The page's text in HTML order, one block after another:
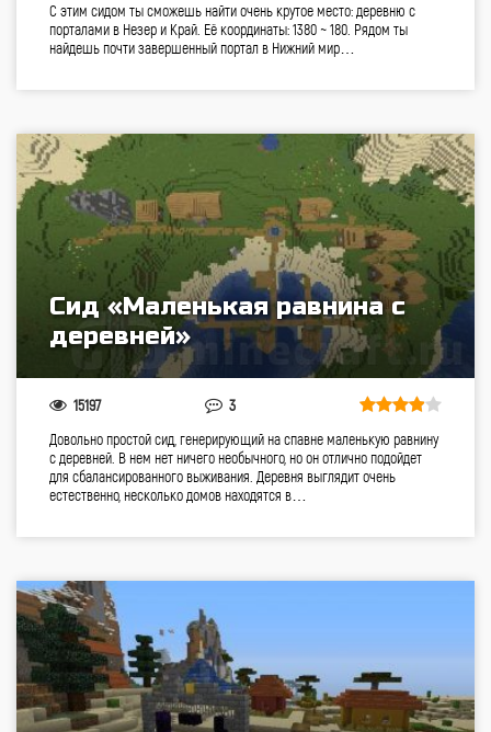
С этим сидом ты сможешь найти очень крутое место: деревню с
порталами в Незер и Край. Её координаты: 1380 ~ 180. Рядом ты
найдешь почти завершенный портал в Нижний мир…
Сид «Маленькая равнина с
деревней»
15197 3
Довольно простой сид, генерирующий на спавне маленькую равнину
с деревней. В нем нет ничего необычного, но он отлично подойдет
для сбалансированного выживания. Деревня выглядит очень
естественно, несколько домов находятся в…